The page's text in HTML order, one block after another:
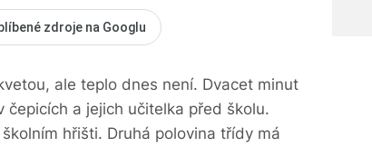
zdroje na Googlu
ale teplo dnes není. Dvacet minut
a jejich učitelka před školu.
hřišti. Druhá polovina třídy má